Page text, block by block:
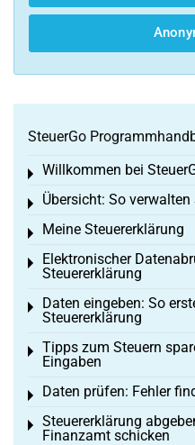
SteuerGo
Willkommen bei
Toggle menu
Übersicht: So
Toggle menu
Meine Steuererklärung
Toggle menu
Elektronischer
Steuererklärung
Toggle menu
Daten eingeben: So
Steuererklärung
Toggle menu
Tipps zum Steuern
Eingaben
Toggle menu
Daten prüfen: Fehler
Toggle menu
Steuererklärung
Finanzamt schicken
Toggle menu